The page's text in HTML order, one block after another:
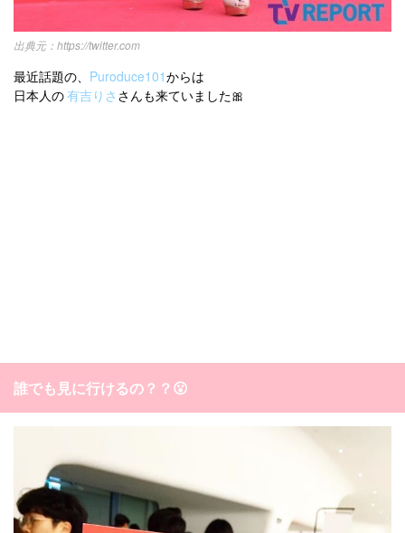
https://twitter.com
最近話題の、 Puroduce101からは
日本人の有吉りさ さんも来ていました🎀
誰でも見に行けるの？？😮